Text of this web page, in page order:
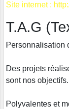
Site internet :
T.A.G
Personnalisation
Des projets
sont nos objectifs.
Polyvalentes et